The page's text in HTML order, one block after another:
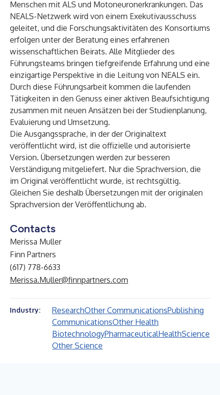
Menschen mit ALS und Motoneuronerkrankungen. Das
NEALS-Netzwerk wird von einem Exekutivausschuss
geleitet, und die Forschungsaktivitäten des Konsortiums
erfolgen unter der Beratung eines erfahrenen
wissenschaftlichen Beirats. Alle Mitglieder des
Führungsteams bringen tiefgreifende Erfahrung und eine
einzigartige Perspektive in die Leitung von NEALS ein.
Durch diese Führungsarbeit kommen die laufenden
Tätigkeiten in den Genuss einer aktiven Beaufsichtigung
zusammen mit neuen Ansätzen bei der Studienplanung,
Evaluierung und Umsetzung.
Die Ausgangssprache, in der der Originaltext
veröffentlicht wird, ist die offizielle und autorisierte
Version. Übersetzungen werden zur besseren
Verständigung mitgeliefert. Nur die Sprachversion, die
im Original veröffentlicht wurde, ist rechtsgültig.
Gleichen Sie deshalb Übersetzungen mit der originalen
Sprachversion der Veröffentlichung ab.
Contacts
Merissa Muller
Finn Partners
(617) 778-6633
Merissa.Muller@finnpartners.com
Industry: ResearchOther CommunicationsPublishing
CommunicationsOther Health
BiotechnologyPharmaceuticalHealthScience
Other Science